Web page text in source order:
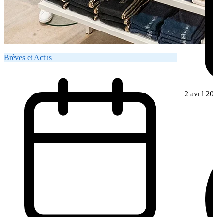
Brèves et Actus
2 avril